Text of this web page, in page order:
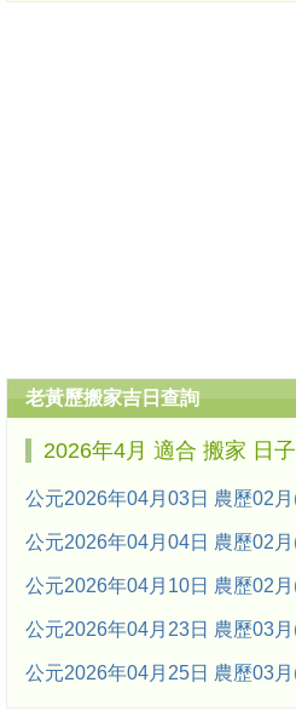
老黃歷搬家吉日查詢
2026年4月 適合 搬家 日
公元2026年04月03日 農歷02
公元2026年04月04日 農歷02
公元2026年04月10日 農歷02
公元2026年04月23日 農歷03
公元2026年04月25日 農歷03